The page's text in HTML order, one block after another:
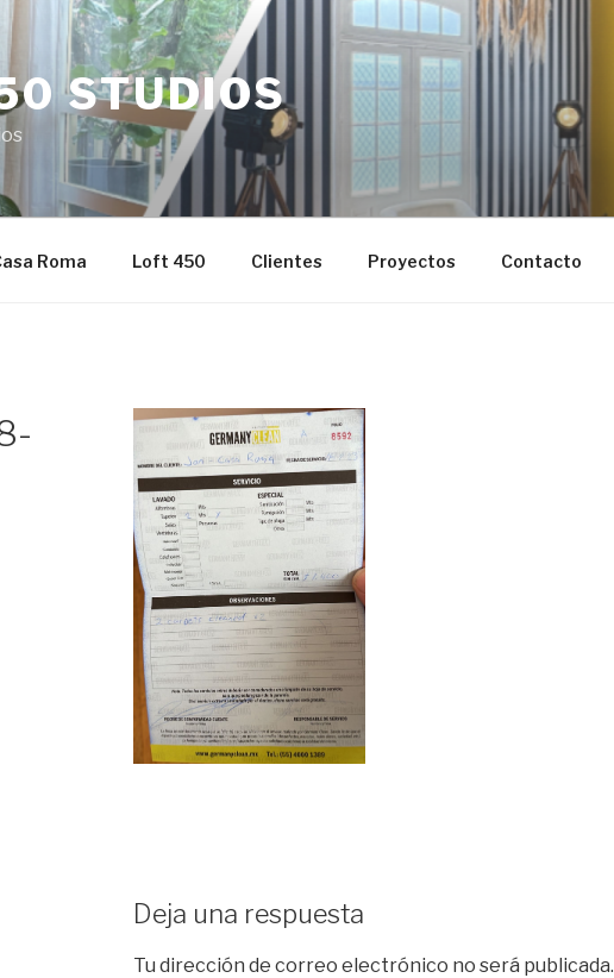
STUDIOS
Roma Loft 450 Clientes Proyectos Contacto
Deja una respuesta
Tu dirección de correo electrónico no será publicada.